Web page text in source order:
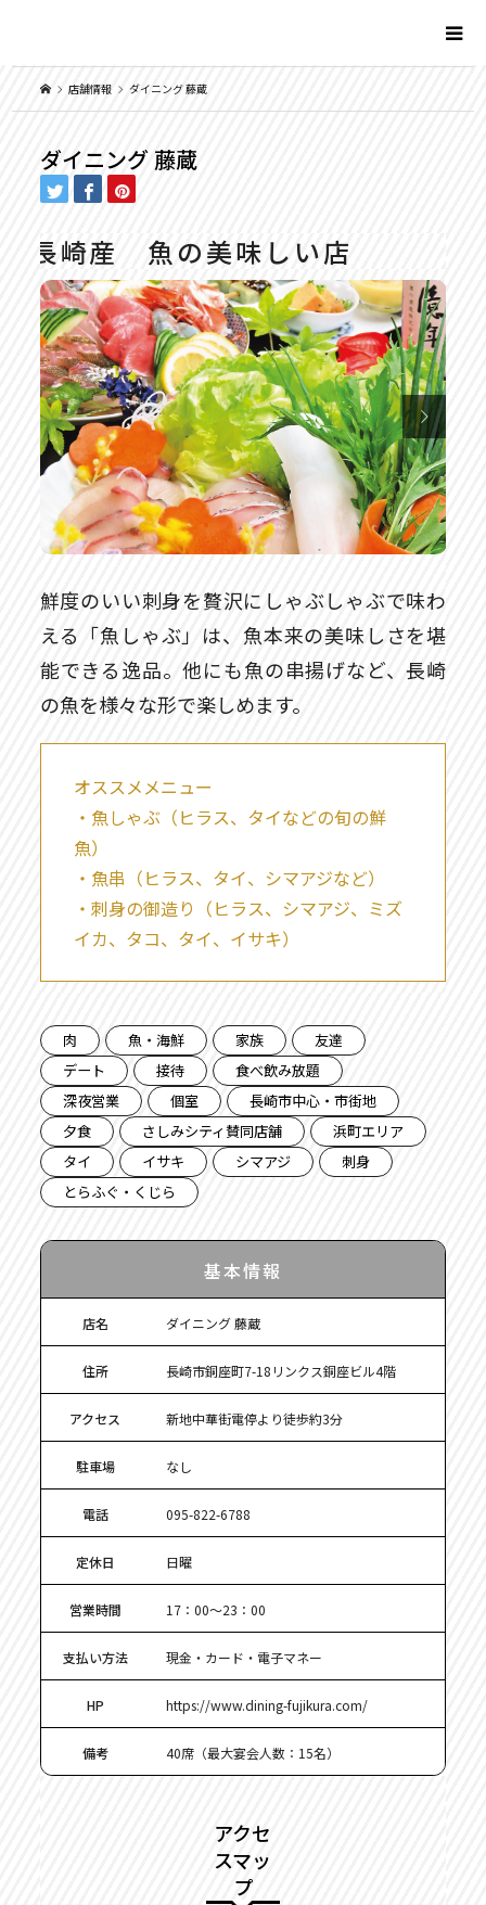
店舗情報 ダイニング 藤蔵
ダイニング 藤蔵
長崎産 魚の美味しい店

鮮度のいい刺身を贅沢にしゃぶしゃぶで味わ
える「魚しゃぶ」は、魚本来の美味しさを堪
能できる逸品。他にも魚の串揚げなど、長崎
の魚を様々な形で楽しめます。
オススメメニュー
・魚しゃぶ（ヒラス、タイなどの旬の鮮
魚）
・魚串（ヒラス、タイ、シマアジなど）
・刺身の御造り（ヒラス、シマアジ、ミズ
イカ、タコ、タイ、イサキ）
肉 魚・海鮮 家族
友達
デート
接待
食べ飲み放題
深夜営業
個室
長崎市中心・市街地
夕食
さしみシティ賛同店舗
浜町エリア
タイ
イサキ シマアジ
刺身
とらふぐ・くじら
基本情報
店名 ダイニング 藤蔵
住所 長崎市銅座町7-18リンクス銅座ビル4階
アクセス 新地中華街電停より徒歩約3分
駐車場 なし
電話 095-822-6788
定休日 日曜
営業時間 17：00～23：00
支払い方法 現金・カード・電子マネー
HP https://www.dining-fujikura.com/
備考 40席（最大宴会人数：15名）
アクセ
スマッ
プ